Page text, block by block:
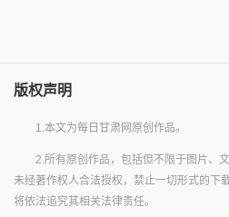
版权声明
1.本文为每日甘肃网原创作品。
2.所有原创作品，包括但不限于图片、
未经著作权人合法授权，禁止一切形式的下
将依法追究其相关法律责任。